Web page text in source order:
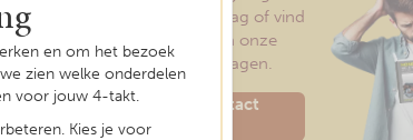
Stel ons je vraag of vind
je antwoord in onze
veelgesteld vragen.
Neem contact
op
en om het bezoek
zien welke onderdelen
voor jouw 4-takt.
Kies je voor